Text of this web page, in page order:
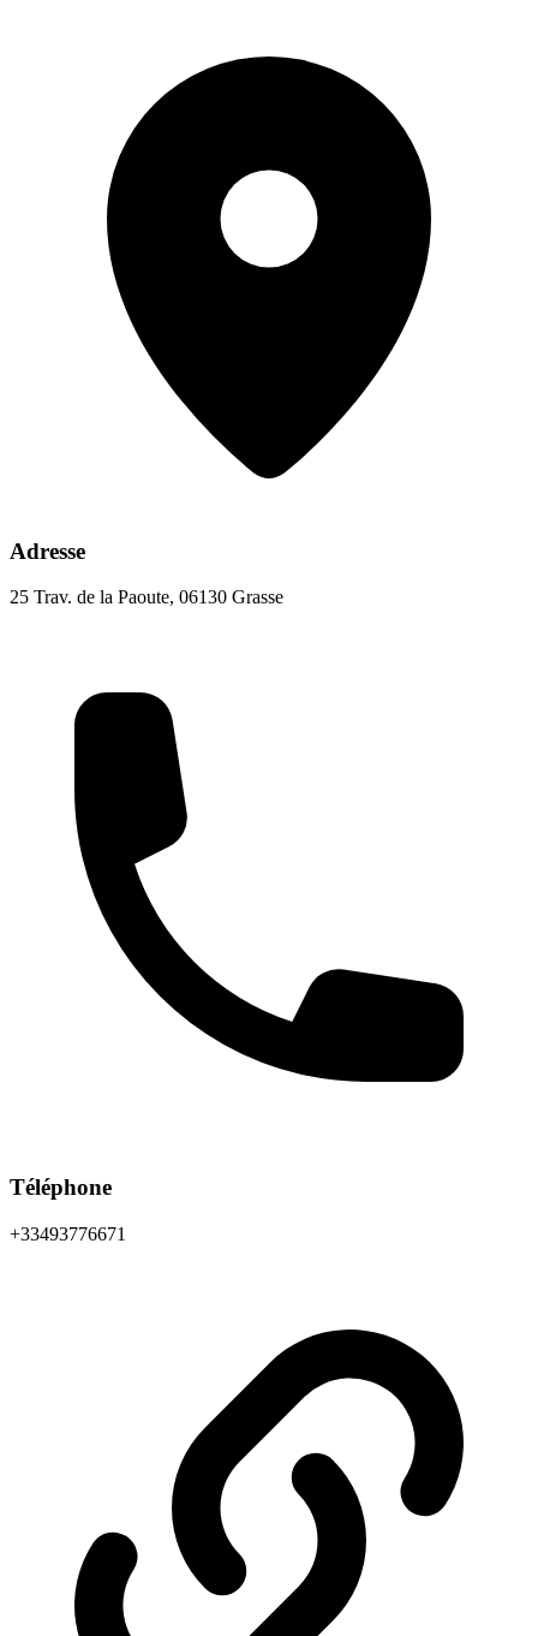
Adresse
25 Trav. de la Paoute, 06130 Grasse
Téléphone
+33493776671